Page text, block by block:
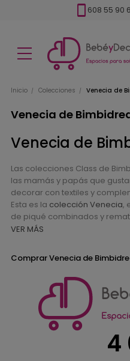
608 55 90
Inicio Colecciones Venecia de
Venecia de
Venecia de
Las colecciones Class de
las mamás y papás que
decorar con textiles y
Esta es la colección Venecia,
de piqué combinados y
VER MÁS
Comprar Venecia de
4